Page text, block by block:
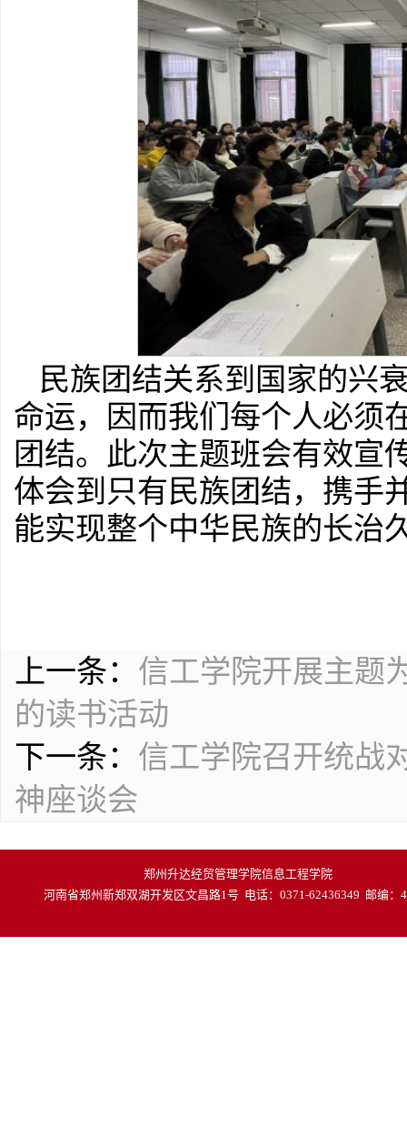
民族团结关系到国家的兴
命运，因而我们每个人必须
团结。此次主题班会有效宣
体会到只有民族团结，携手
能实现整个中华民族的长治
上一条： 信工学院开展主题
的读书活动
下一条： 信工学院召开统战
神座谈会
郑州升达经贸管理学院信息工程学院
河南省郑州新郑双湖开发区文昌路1号 电话：0371-62436349 邮编：